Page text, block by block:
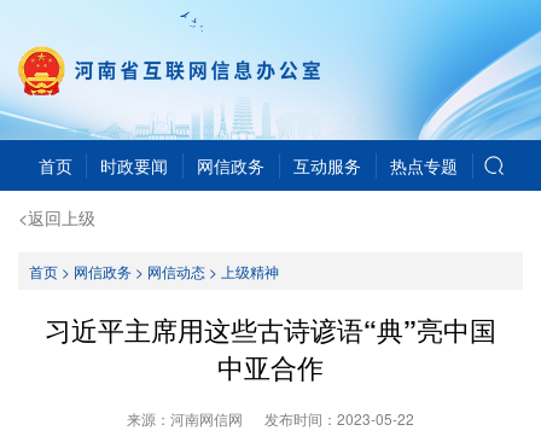
首页 时政要闻 网信政务 互动服务 热点专题
<返回上级
首页> 网信政务> 网信动态> 上级精神
习近平主席用这些古诗谚语“典”亮中国
中亚合作
来源：河南网信网 发布时间： 2023-05-22